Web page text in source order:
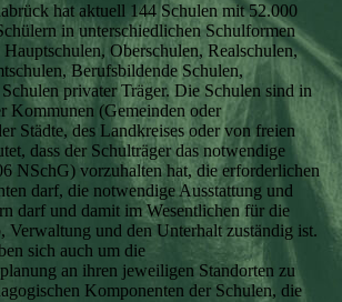
hat aktuell 144 Schulen mit 52.000
in unterschiedlichen Schulformen
Oberschulen, Realschulen,
Berufsbildende Schulen,
privater Träger. Die Schulen sind in
Kommunen (Gemeinden oder
Städte, des Landkreises oder von freien
dass der Schulträger das notwendige
NSchG) vorzuhalten hat, die erforderlichen
darf, die notwendige Ausstattung und
darf und damit im Wesentlichen für die
Verwaltung und den Unterhalt zuständig ist.
sich auch um die
an ihren jeweiligen Standorten zu
Komponenten der Schulen, die